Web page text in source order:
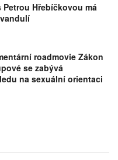
Hřebíčkovou má
roadmovie Zákon
se zabývá
na sexuální orientaci